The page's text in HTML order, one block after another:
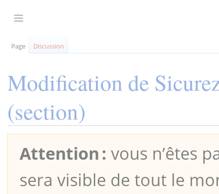
au Afficher / masquer la barre latérale
Page Discussion
Modification de
(section)
Attention : vous n’êtes
sera visible de tout le